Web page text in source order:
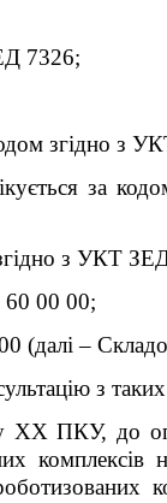
7326;
згідно з
за
згідно з УКТ
60 00 00;
(далі –
з
XX ПКУ, до
комплексів